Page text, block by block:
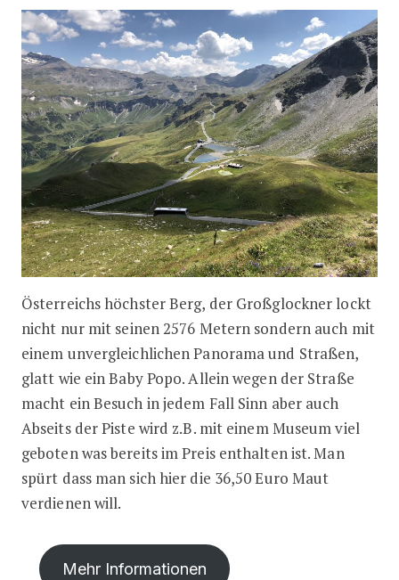
Österreichs höchster Berg, der Großglockner lockt
nicht nur mit seinen 2576 Metern sondern auch mit
einem unvergleichlichen Panorama und Straßen,
glatt wie ein Baby Popo. Allein wegen der Straße
macht ein Besuch in jedem Fall Sinn aber auch
Abseits der Piste wird z.B. mit einem Museum viel
geboten was bereits im Preis enthalten ist. Man
spürt dass man sich hier die 36,50 Euro Maut
verdienen will.
Mehr Informationen